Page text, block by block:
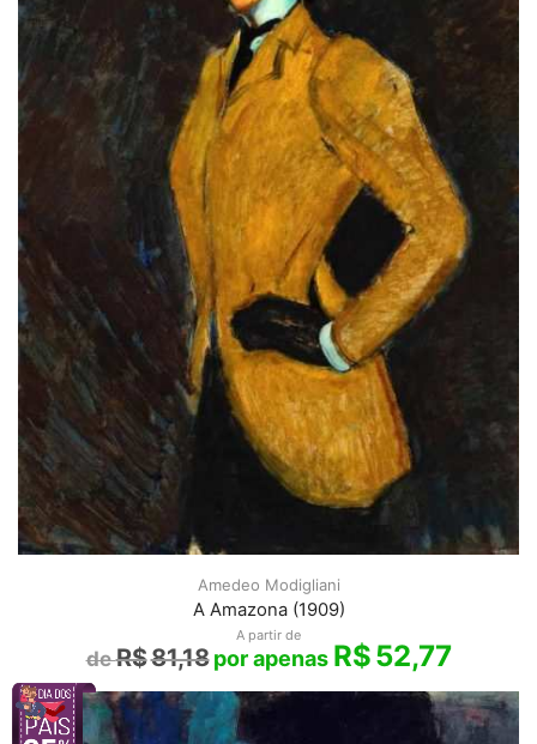
Amedeo Modigliani
A Amazona (1909)
A partir de
R$81,18 R$52,77